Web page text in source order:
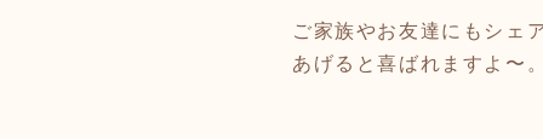
ご家族やお友達にもシェ
あげると喜ばれますよ〜。